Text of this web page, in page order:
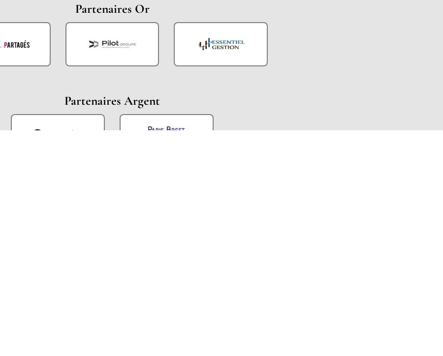
Partenaires Or
Partenaires Argent